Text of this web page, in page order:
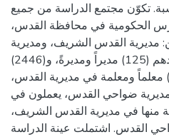
تكوّن مجتمع الدراسة من جميع
الحكومية في محافظة القدس،
مديرية القدس الشريف، ومديرية
ضواحي القدس، البالغ عددهم (125) مديراً ومديرةً، و(2446)
معلماً ومعلمة، بواقع (1057) معلماً ومعلمة في مديرية القدس،
مديرية ضواحي القدس، يعملون في
تقع (51) مدرسة منها في مديرية القدس الشريف،
القدس. اشتملت عينة الدراسة